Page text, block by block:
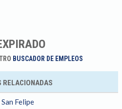
BUSCADOR DE EMPLEOS
RELACIONADAS
Felipe